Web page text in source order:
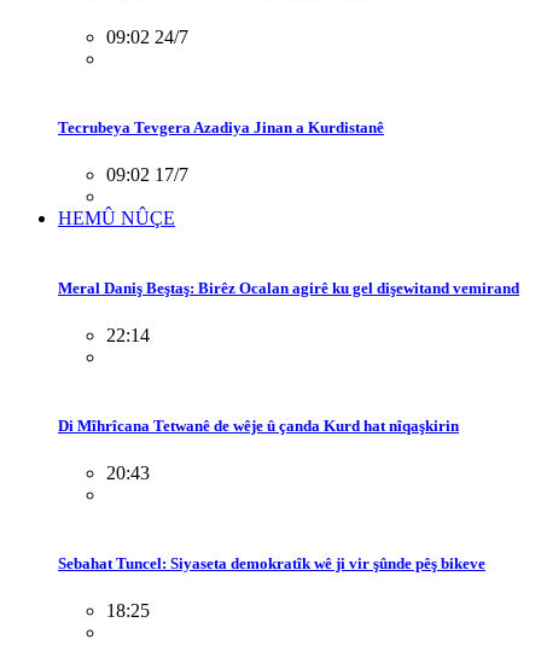
09:02 24/7
Tecrubeya Tevgera Azadiya Jinan a Kurdistanê
09:02 17/7
HEMÛ NÛÇE
Meral Daniş Beştaş: Birêz Ocalan agirê ku gel dişewitand vemirand
22:14
Di Mîhrîcana Tetwanê de wêje û çanda Kurd hat nîqaşkirin
20:43
Sebahat Tuncel: Siyaseta demokratîk wê ji vir şûnde pêş bikeve
18:25